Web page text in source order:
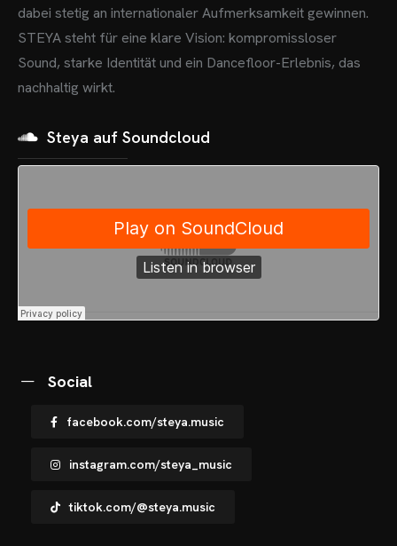
SHOP
dabei stetig an internationaler Aufmerksamkeit gewinnen.
STEYA steht für eine klare Vision: kompromissloser
Sound, starke Identität und ein Dancefloor-Erlebnis, das
nachhaltig wirkt.
Steya auf Soundcloud
Social
facebook.com/steya.music
instagram.com/steya_music
tiktok.com/@steya.music